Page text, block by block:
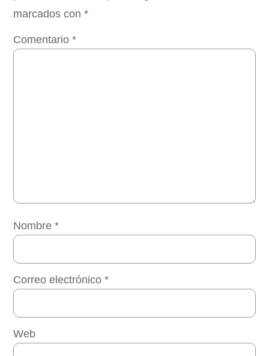
marcados con*
Comentario*
Nombre*
Correo electrónico*
Web